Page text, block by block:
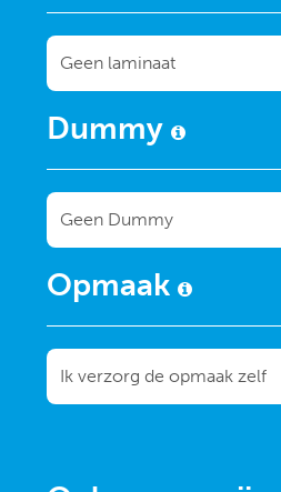
Dummy
Opmaak